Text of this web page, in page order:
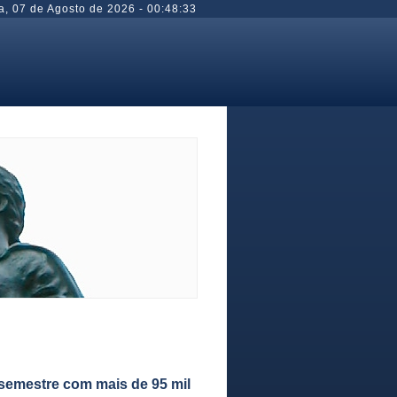
, 07 de Agosto de 2026 - 00:48:34
com mais de 95 mil